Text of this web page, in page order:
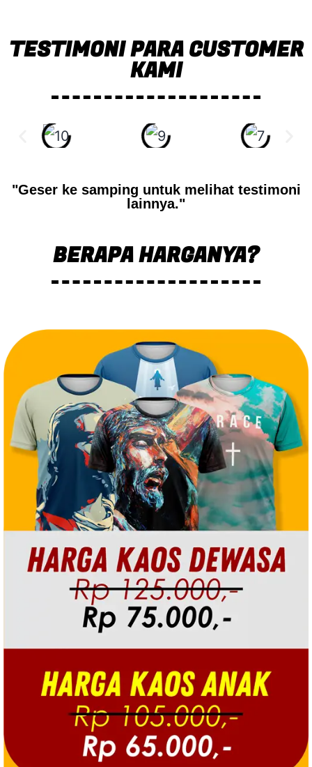
TESTIMONI PARA CUSTOMER
KAMI
"Geser ke samping untuk melihat testimoni
lainnya."
BERAPA HARGANYA?